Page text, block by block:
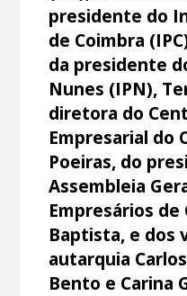
presidente do
de Coimbra
da presidente
Nunes (IPN),
diretora do
Empresarial do
Poeiras, do
Assembleia
Empresários de
Baptista, e dos
autarquia
Bento e Carina